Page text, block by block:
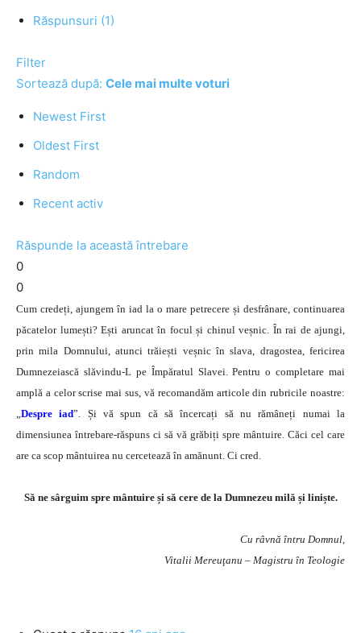
Răspunsuri (1)
Filter
Sortează după: Cele mai multe voturi
Newest First
Oldest First
Random
Recent activ
Răspunde la această întrebare
0
0
Cum credeți, ajungem în iad la o mare petrecere și desfrânare, continuarea
păcatelor lumești? Ești aruncat în focul și chinul veșnic. În rai de ajungi,
prin mila Domnului, atunci trăiești veșnic în slava, dragostea, fericirea
Dumnezeiască slăvindu-L pe Împăratul Slavei. Pentru o completare mai
amplă a celor scrise mai sus, vă recomandăm articole din rubricile noastre:
„Despre iad”. Și vă spun că să încercați să nu rămâneți numai la
dimensiunea întrebare-răspuns ci să vă grăbiți spre mântuire. Căci cel care
are ca scop mântuirea nu cercetează în amănunt. Ci cred.
Să ne sârguim spre mântuire și să cere de la Dumnezeu milă și liniște.
Cu râvnă întru Domnul,
Vitalii Mereuţanu – Magistru în Teologie